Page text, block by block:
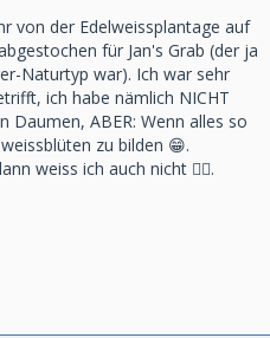
von der Edelweissplantage auf
für Jan's Grab (der ja
Naturtyp war). Ich war sehr
ich habe nämlich NICHT
Daumen, ABER: Wenn alles so
zu bilden 😁.
weiss ich auch nicht 🤷‍♀️.